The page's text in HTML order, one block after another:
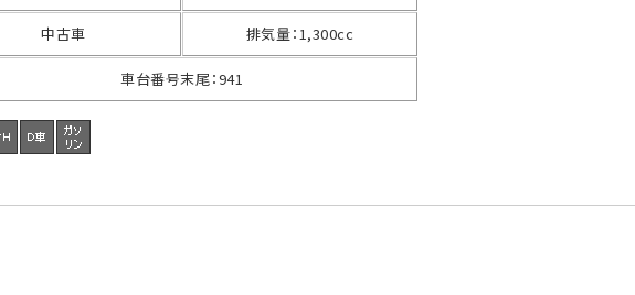
中古車 排気量：1,300cc
車台番号末尾：941